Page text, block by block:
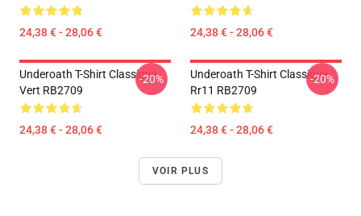
24,38 € - 28,06 € 24,38 € - 28,06 €
Underoath T-Shirt Classique
Vert RB2709
24,38 € - 28,06 €
-20%
Underoath T-Shirt Classique
Rr11 RB2709
24,38 € - 28,06 €
-20%
VOIR PLUS